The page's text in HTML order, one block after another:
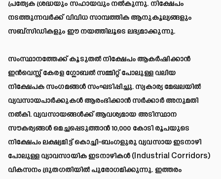
പ്രത്യേക ശ്രദ്ധയും സഹായവും നൽകുന്നു. നിക്ഷേപം
നടത്തുന്നവർക്ക് വിവിധ സാമ്പത്തിക ആനുകൂല്യങ്ങളും
സബ്‌സിഡികളും ഈ നയത്തിലൂടെ ലഭ്യമാക്കുന്നു.
സംസ്ഥാനത്തേക്ക് കൂടുതൽ നിക്ഷേപം ആകർഷിക്കാൻ
ഇൻവെസ്റ്റ് കേരള ഗ്ലോബൽ സമ്മിറ്റ് പോലുള്ള വലിയ
നിക്ഷേപക സംഗമങ്ങൾ സംഘടിപ്പിച്ചു. സ്വകാര്യ മേഖലയിൽ
വ്യവസായപാർക്കുകൾ ആരംഭിക്കാൻ സർക്കാർ അനുമതി
നൽകി. വ്യവസായങ്ങൾക്ക് ആവശ്യമായ അടിസ്ഥാന
സൗകര്യങ്ങൾ മെച്ചപ്പെടുത്താൻ 10,000 കോടി രൂപയുടെ
നിക്ഷേപം ലക്ഷ്യമിട്ട് കൊച്ചി-ബംഗളുരു വ്യവസായ ഇടനാഴി
പോലുള്ള വ്യാവസായിക ഇടനാഴികൾ (Industrial Corridors)
വികസനം ദ്രുതഗതിയിൽ പുരോഗമിക്കുന്നു. ഇത്തരം